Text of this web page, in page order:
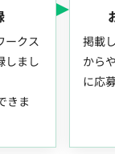
ークス
しまし
きま
掲載
から
に応